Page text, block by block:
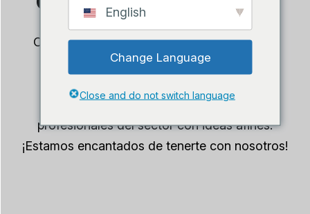
Con Goodshuffle Pro, obtienes mucho más
que un software potente: cuentas con un
interactiva y acceso a una red de
profesionales del sector con ideas afines.
¡Estamos encantados de tenerte con nosotros!
English
Change Language
Close and do not switch language